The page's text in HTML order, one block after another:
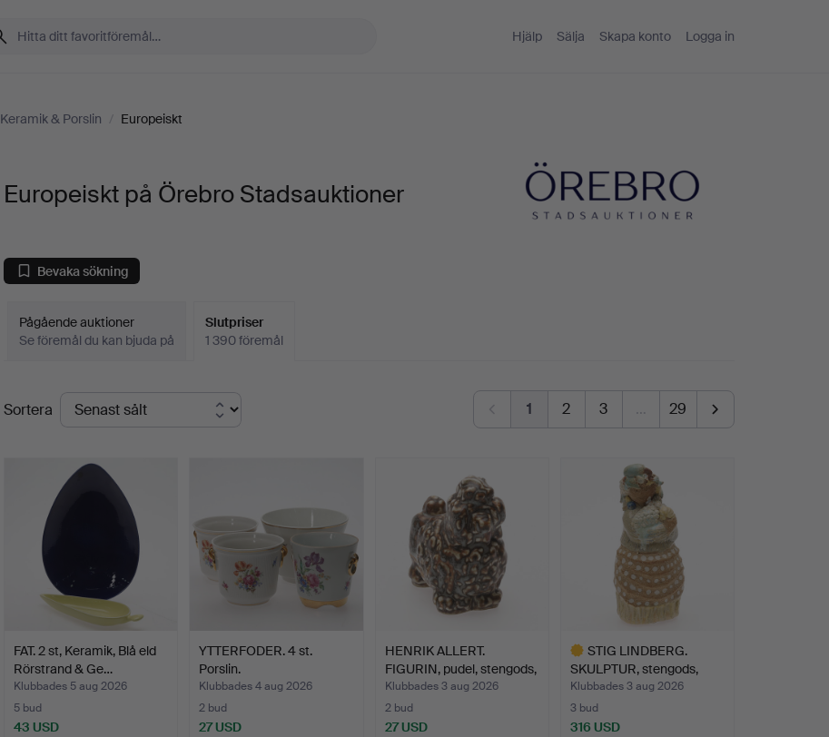
Hjälp Sälja Skapa konto Logga in
Keramik & Porslin / Europeiskt
Europeiskt på Örebro Stadsauktioner
Bevaka sökning
Pågående auktioner
Se föremål du kan bjuda på
Slutpriser
1 390 föremål
Slutpriser
Sortera 1 2 3 … 29
FAT. 2 st, Keramik, Blå eld
Rörstrand & Ge…
Klubbades 5 aug 2026
5 bud
43 USD
YTTERFODER. 4 st.
Porslin.
Klubbades 4 aug 2026
2 bud
27 USD
HENRIK ALLERT.
FIGURIN, pudel, stengods,
R…
Klubbades 3 aug 2026
2 bud
27 USD
STIG LINDBERG.
SKULPTUR, stengods,
signera…
Klubbades 3 aug 2026
3 bud
316 USD